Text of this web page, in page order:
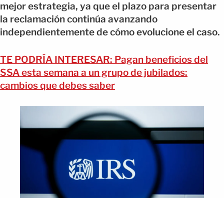
mejor estrategia, ya que el plazo para presentar
la reclamación continúa avanzando
independientemente de cómo evolucione el caso.
TE PODRÍA INTERESAR: Pagan beneficios del
SSA esta semana a un grupo de jubilados:
cambios que debes saber